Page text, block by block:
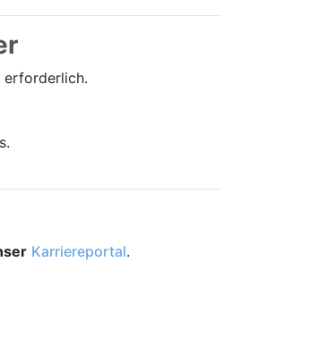
erforderlich.
Karriereportal.